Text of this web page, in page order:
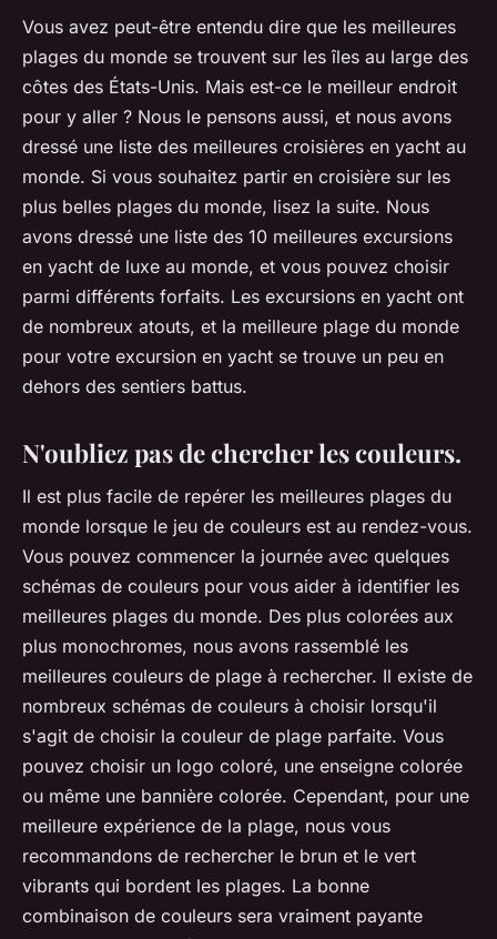
Vous avez peut-être entendu dire que les meilleures
plages du monde se trouvent sur les îles au large des
côtes des États-Unis. Mais est-ce le meilleur endroit
pour y aller ? Nous le pensons aussi, et nous avons
dressé une liste des meilleures croisières en yacht au
monde. Si vous souhaitez partir en croisière sur les
plus belles plages du monde, lisez la suite. Nous
avons dressé une liste des 10 meilleures excursions
en yacht de luxe au monde, et vous pouvez choisir
parmi différents forfaits. Les excursions en yacht ont
de nombreux atouts, et la meilleure plage du monde
pour votre excursion en yacht se trouve un peu en
dehors des sentiers battus.
N'oubliez pas de chercher les couleurs.
Il est plus facile de repérer les meilleures plages du
monde lorsque le jeu de couleurs est au rendez-vous.
Vous pouvez commencer la journée avec quelques
schémas de couleurs pour vous aider à identifier les
meilleures plages du monde. Des plus colorées aux
plus monochromes, nous avons rassemblé les
meilleures couleurs de plage à rechercher. Il existe de
nombreux schémas de couleurs à choisir lorsqu'il
s'agit de choisir la couleur de plage parfaite. Vous
pouvez choisir un logo coloré, une enseigne colorée
ou même une bannière colorée. Cependant, pour une
meilleure expérience de la plage, nous vous
recommandons de rechercher le brun et le vert
vibrants qui bordent les plages. La bonne
combinaison de couleurs sera vraiment payante